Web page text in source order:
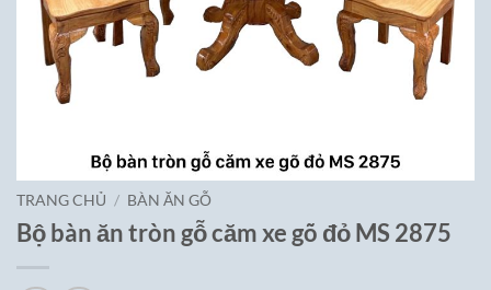
TRANG CHỦ / BÀN ĂN GỖ
Bộ bàn ăn tròn gỗ căm xe gõ đỏ MS 2875